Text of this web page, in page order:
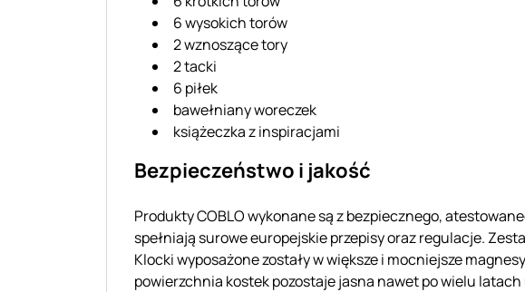
6 wysokich torów
2 wznoszące tory
2 tacki
6 piłek
bawełniany woreczek
książeczka z inspiracjami
Bezpieczeństwo i jakość
Produkty COBLO wykonane są z bezpiecznego,
spełniają surowe europejskie przepisy oraz regulacje.
Klocki wyposażone zostały w większe i mocniejsze
powierzchnia kostek pozostaje jasna nawet po wielu